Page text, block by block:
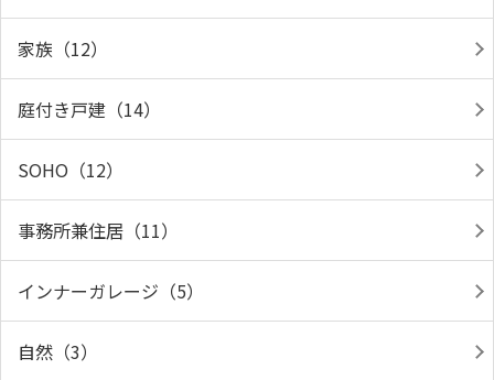
家族（12）
庭付き戸建（14）
SOHO（12）
事務所兼住居（11）
インナーガレージ（5）
自然（3）